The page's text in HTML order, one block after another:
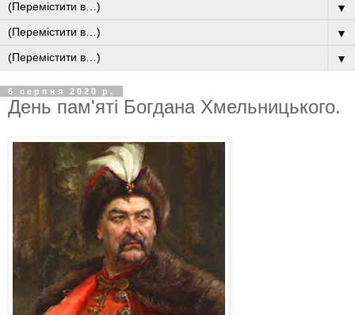
▼
▼
▼
6 серпня 2020 р.
День пам'яті Богдана Хмельницького.